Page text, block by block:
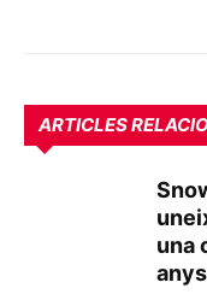
ARTICLES
una
anys